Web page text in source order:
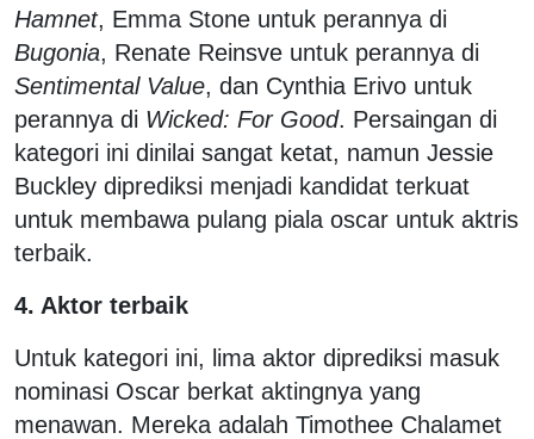
Hamnet, Emma Stone untuk perannya di
Bugonia, Renate Reinsve untuk perannya di
Sentimental Value, dan Cynthia Erivo untuk
perannya di Wicked: For Good. Persaingan di
kategori ini dinilai sangat ketat, namun Jessie
Buckley diprediksi menjadi kandidat terkuat
untuk membawa pulang piala oscar untuk aktris
terbaik.
4. Aktor terbaik
Untuk kategori ini, lima aktor diprediksi masuk
nominasi Oscar berkat aktingnya yang
menawan. Mereka adalah Timothee Chalamet